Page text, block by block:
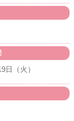
日（火）